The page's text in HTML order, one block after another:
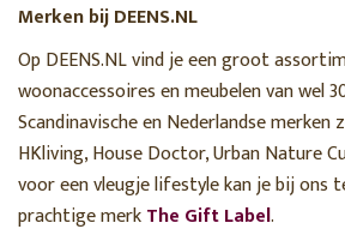
Merken bij DEENS.NL
Op DEENS.NL vind je een groot
woonaccessoires en meubelen van wel
Scandinavische en Nederlandse merken
HKliving, House Doctor, Urban Nature
voor een vleugje lifestyle kan je bij ons
prachtige merkThe Gift Label.